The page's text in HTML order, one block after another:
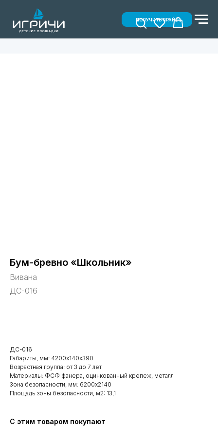
ПОЛУЧИТЬ ПРАЙС
Бум-бревно «Школьник»
Вивана
ДС-016
ДС-016
Габариты, мм: 4200х140х390
Возрастная группа: от 3 до 7 лет
Материалы: ФСФ фанера, оцинкованный крепеж, металл
Зона безопасности, мм: 6200x2140
Площадь зоны безопасности, м2: 13,1
С этим товаром покупают